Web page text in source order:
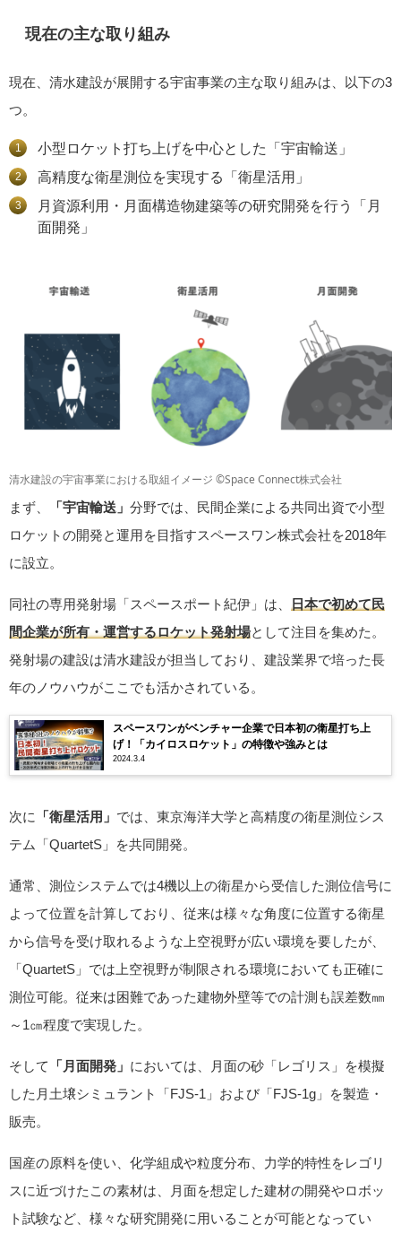
現在の主な取り組み
現在、清水建設が展開する宇宙事業の主な取り組みは、以下の3
つ。
小型ロケット打ち上げを中心とした「宇宙輸送」
高精度な衛星測位を実現する「衛星活用」
月資源利用・月面構造物建築等の研究開発を行う「月
面開発」
清水建設の宇宙事業における取組イメージ ©Space Connect株式会社
まず、 「宇宙輸送」 分野では、民間企業による共同出資で小型
ロケットの開発と運用を目指すスペースワン株式会社を2018年
に設立。
同社の専用発射場「スペースポート紀伊」は、 日本で初めて民
間企業が所有・運営するロケット発射場として注目を集めた。
発射場の建設は清水建設が担当しており、建設業界で培った長
年のノウハウがここでも活かされている。
スペースワンがベンチャー企業で日本初の衛星打ち上
げ！「カイロスロケット」の特徴や強みとは
2024.3.4
次に 「衛星活用」 では、東京海洋大学と高精度の衛星測位シス
テム「QuartetS」を共同開発。
通常、測位システムでは4機以上の衛星から受信した測位信号に
よって位置を計算しており、従来は様々な角度に位置する衛星
から信号を受け取れるような上空視野が広い環境を要したが、
「QuartetS」では上空視野が制限される環境においても正確に
測位可能。従来は困難であった建物外壁等での計測も誤差数㎜
～1㎝程度で実現した。
そして 「月面開発」 においては、月面の砂「レゴリス」を模擬
した月土壌シミュラント「FJS-1」および「FJS-1g」を製造・
販売。
国産の原料を使い、化学組成や粒度分布、力学的特性をレゴリ
スに近づけたこの素材は、月面を想定した建材の開発やロボッ
ト試験など、様々な研究開発に用いることが可能となってい